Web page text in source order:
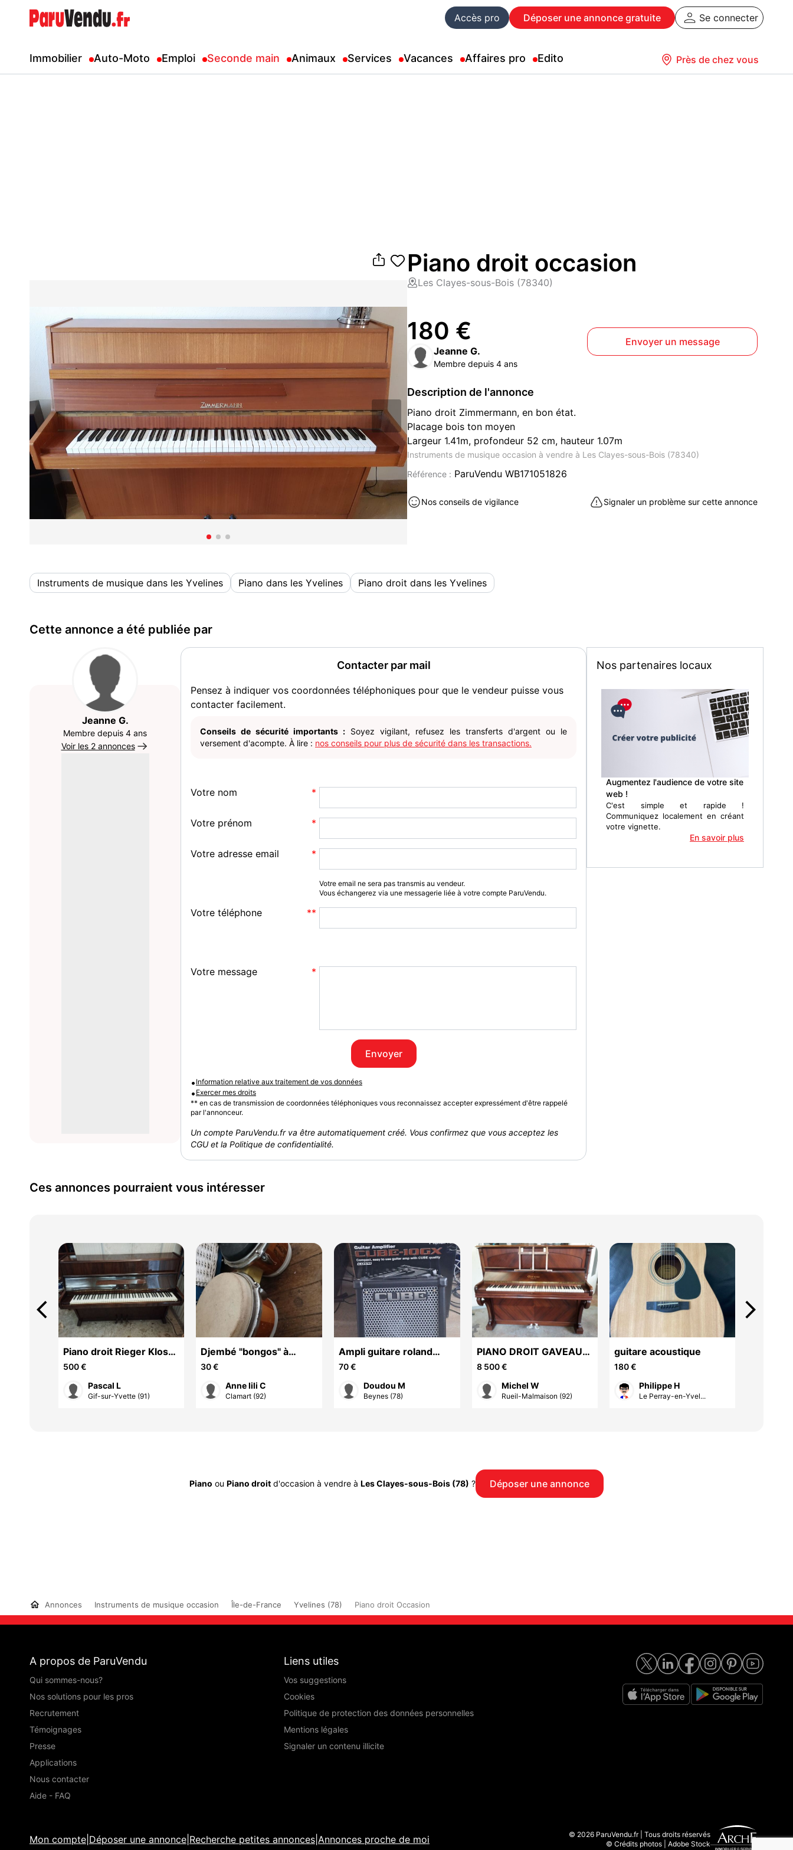
Accès pro Déposer une annonce gratuite Se connecter
Immobilier Auto-Moto Emploi Seconde main Animaux Services Vacances Affaires pro Edito Près de chez vous
Piano droit occasion
Les Clayes-sous-Bois (78340)
180 €
Jeanne G.
Membre depuis 4 ans
Envoyer un message
Description de l'annonce
Piano droit Zimmermann, en bon état.
Placage bois ton moyen
Largeur 1.41m, profondeur 52 cm, hauteur 1.07m
Instruments de musique occasion à vendre à Les Clayes-sous-Bois (78340)
Référence : ParuVendu WB171051826
Nos conseils de vigilance Signaler un problème sur cette annonce
Instruments de musique dans les Yvelines Piano dans les Yvelines Piano droit dans les Yvelines
Cette annonce a été publiée par
Jeanne G.
Membre depuis 4 ans
Voir les 2 annonces
Contacter par mail
Pensez à indiquer vos coordonnées téléphoniques pour que le vendeur puisse vous
contacter facilement.
Conseils de sécurité importants : Soyez vigilant, refusez les transferts d'argent ou le
versement d'acompte. À lire : nos conseils pour plus de sécurité dans les transactions.
Votre nom
Votre prénom
Votre adresse email
Votre email ne sera pas transmis au vendeur.
Vous échangerez via une messagerie liée à votre compte ParuVendu.
Votre téléphone
Votre message
Envoyer
• Information relative aux traitement de vos données
• Exercer mes droits
** en cas de transmission de coordonnées téléphoniques vous reconnaissez accepter expressément d'être rappelé
par l'annonceur.
Un compte ParuVendu.fr va être automatiquement créé. Vous confirmez que vous acceptez les
CGU et la Politique de confidentialité.
Nos partenaires locaux
Augmentez l'audience de votre site
web !
C'est simple et rapide !
Communiquez localement en créant
votre vignette.
En savoir plus
Ces annonces pourraient vous intéresser
Piano droit Rieger Kloss
88 touches
500 €
Pascal L
Gif-sur-Yvette (91)
Djembé "bongos" à
vendre 30 euros Svp....
Merci....bien.
30 €
Anne lili C
Clamart (92)
Ampli guitare roland
cube 10gx
70 €
Doudou M
Beynes (78)
PIANO DROIT GAVEAU
126
8 500 €
Michel W
Rueil-Malmaison (92)
guitare acoustique
180 €
Philippe H
Le Perray-en-Yvel...
arrow_back_ios arrow_forward_ios
Piano ou Piano droit d'occasion à vendre à Les Clayes-sous-Bois (78) ? Déposer une annonce
Annonces Instruments de musique occasion Île-de-France Yvelines (78) Piano droit Occasion
A propos de ParuVendu
Qui sommes-nous?
Nos solutions pour les pros
Recrutement
Témoignages
Presse
Applications
Nous contacter
Aide - FAQ
Liens utiles
Vos suggestions
Cookies
Politique de protection des données personnelles
Mentions légales
Signaler un contenu illicite
Mon compte Déposer une annonce Recherche petites annonces Annonces proche de moi
© 2026 ParuVendu.fr | Tous droits réservés
© Crédits photos | Adobe Stock